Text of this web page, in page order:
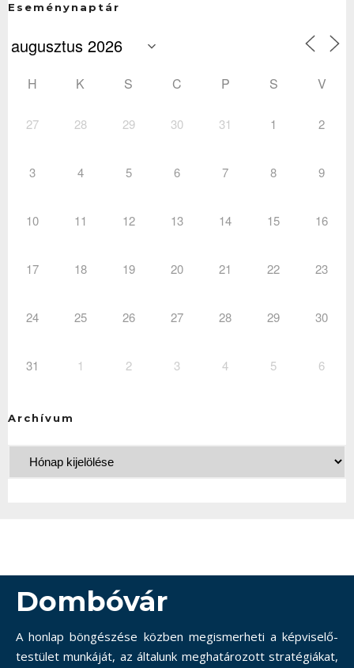
Eseménynaptár
H K S C P S V
27 28 29 30 31 1 2
3 4 5 6 7 8 9
10 11 12 13 14 15 16
17 18 19 20 21 22 23
24 25 26 27 28 29 30
31 1 2 3 4 5 6
Archívum
Dombóvár
A honlap böngészése közben megismerheti a képviselő-
testület munkáját, az általunk meghatározott stratégiákat,